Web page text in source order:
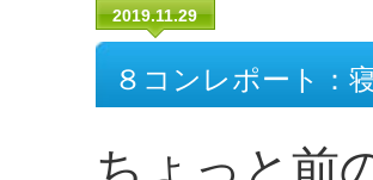
2019.11.29
８コンレポート：
ちょっと前